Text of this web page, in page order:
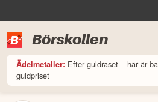
Börskollen
Ädelmetaller: Efter guldraset – här är
guldpriset